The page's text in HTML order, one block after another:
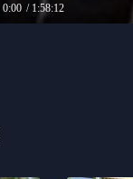
0:00 / 1:58:12